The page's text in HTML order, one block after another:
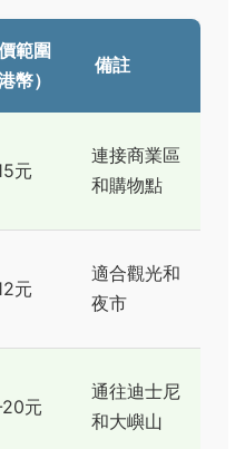
範圍
幣）
備註
元
連接商業區
和購物點
元
適合觀光和
夜市
元
通往迪士尼
和大嶼山